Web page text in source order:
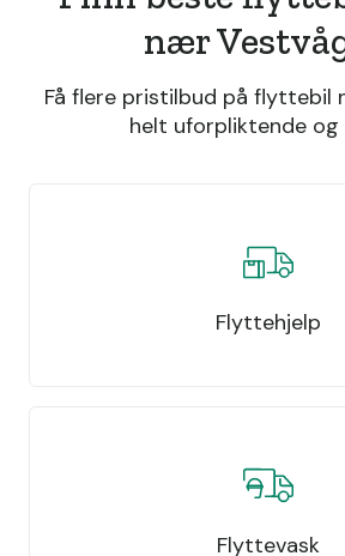
nær
Få flere pristilbud på flyttebil
helt uforpliktende og
Flyttehjelp
Flyttevask